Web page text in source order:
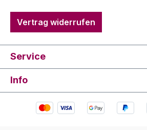
Vertrag widerrufen
Service
Info